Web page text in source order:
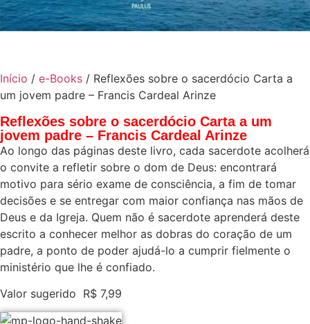
Início / e-Books / Reflexões sobre o sacerdócio Carta a
um jovem padre – Francis Cardeal Arinze
Reflexões sobre o sacerdócio Carta a um
jovem padre – Francis Cardeal Arinze
Ao longo das páginas deste livro, cada sacerdote acolherá
o convite a refletir sobre o dom de Deus: encontrará
motivo para sério exame de consciência, a fim de tomar
decisões e se entregar com maior confiança nas mãos de
Deus e da Igreja. Quem não é sacerdote aprenderá deste
escrito a conhecer melhor as dobras do coração de um
padre, a ponto de poder ajudá-lo a cumprir fielmente o
ministério que lhe é confiado.
Valor sugerido R$ 7,99